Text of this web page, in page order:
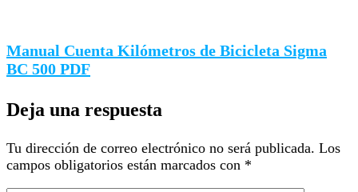
Manual Cuenta Kilómetros de Bicicleta Sigma
BC 500 PDF
Deja una respuesta
Tu dirección de correo electrónico no será publicada. Los
campos obligatorios están marcados con *